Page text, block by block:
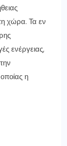
χώρα. Τα εν
ενέργειας,
η